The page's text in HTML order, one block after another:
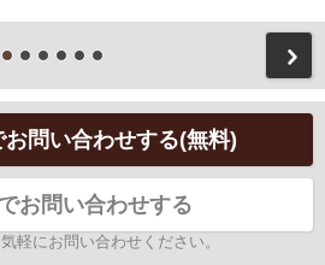
お問い合わせする(無料)
お問い合わせする
軽にお問い合わせください。